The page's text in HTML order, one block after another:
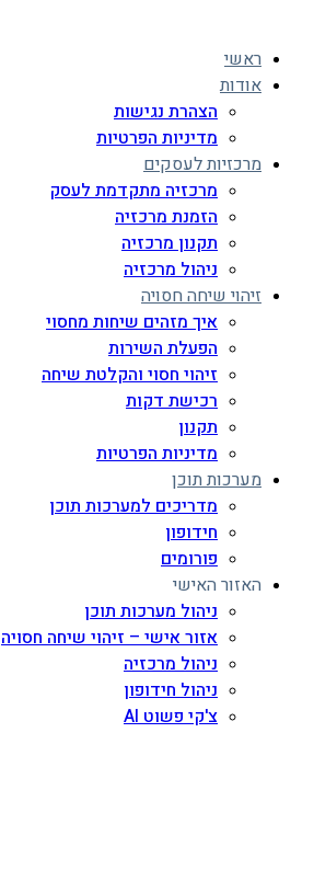
ראשי
אודות
הצהרת נגישות
מדיניות הפרטיות
מרכזיות לעסקים
מרכזיה מתקדמת לעסק
הזמנת מרכזיה
תקנון מרכזיה
ניהול מרכזיה
זיהוי שיחה חסויה
איך מזהים שיחות מחסוי
הפעלת השירות
זיהוי חסוי והקלטת שיחה
רכישת דקות
תקנון
מדיניות הפרטיות
מערכות תוכן
מדריכים למערכות תוכן
חידופון
פורומים
האזור האישי
ניהול מערכות תוכן
אזור אישי – זיהוי שיחה חסויה
ניהול מרכזיה
ניהול חידופון
צ'קי פשוט AI